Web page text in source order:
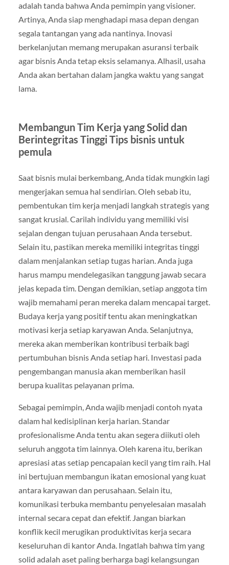
adalah tanda bahwa Anda pemimpin yang visioner.
Artinya, Anda siap menghadapi masa depan dengan
segala tantangan yang ada nantinya. Inovasi
berkelanjutan memang merupakan asuransi terbaik
agar bisnis Anda tetap eksis selamanya. Alhasil, usaha
Anda akan bertahan dalam jangka waktu yang sangat
lama.
Membangun Tim Kerja yang Solid dan
Berintegritas Tinggi Tips bisnis untuk
pemula
Saat bisnis mulai berkembang, Anda tidak mungkin lagi
mengerjakan semua hal sendirian. Oleh sebab itu,
pembentukan tim kerja menjadi langkah strategis yang
sangat krusial. Carilah individu yang memiliki visi
sejalan dengan tujuan perusahaan Anda tersebut.
Selain itu, pastikan mereka memiliki integritas tinggi
dalam menjalankan setiap tugas harian. Anda juga
harus mampu mendelegasikan tanggung jawab secara
jelas kepada tim. Dengan demikian, setiap anggota tim
wajib memahami peran mereka dalam mencapai target.
Budaya kerja yang positif tentu akan meningkatkan
motivasi kerja setiap karyawan Anda. Selanjutnya,
mereka akan memberikan kontribusi terbaik bagi
pertumbuhan bisnis Anda setiap hari. Investasi pada
pengembangan manusia akan memberikan hasil
berupa kualitas pelayanan prima.
Sebagai pemimpin, Anda wajib menjadi contoh nyata
dalam hal kedisiplinan kerja harian. Standar
profesionalisme Anda tentu akan segera diikuti oleh
seluruh anggota tim lainnya. Oleh karena itu, berikan
apresiasi atas setiap pencapaian kecil yang tim raih. Hal
ini bertujuan membangun ikatan emosional yang kuat
antara karyawan dan perusahaan. Selain itu,
komunikasi terbuka membantu penyelesaian masalah
internal secara cepat dan efektif. Jangan biarkan
konflik kecil merugikan produktivitas kerja secara
keseluruhan di kantor Anda. Ingatlah bahwa tim yang
solid adalah aset paling berharga bagi kelangsungan